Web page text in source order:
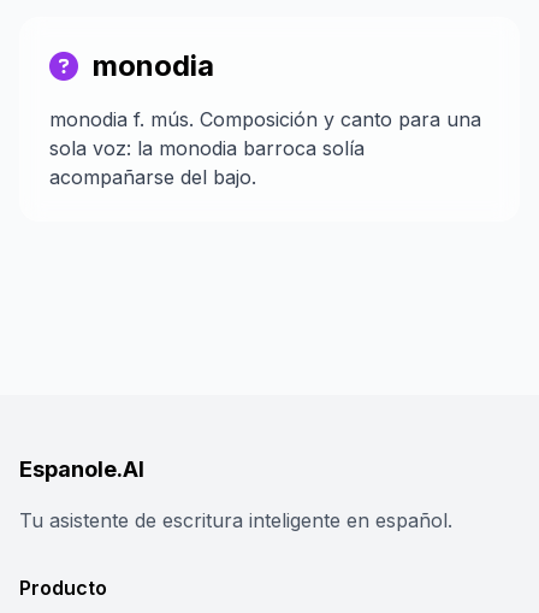
monodia
monodia f. mús. Composición y canto para una
sola voz: la monodia barroca solía
acompañarse del bajo.
Espanole.AI
Tu asistente de escritura inteligente en español.
Producto